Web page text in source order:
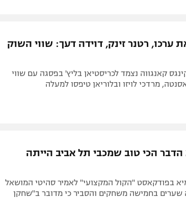
ערכו, רטנר זינק, דוידה דעך: שווי השוק
קאנגווה נצמד לכריסטיאן בליץ' בפסגה עם שווי
הכי טוב שמכבי תל אביב הייתה
בפודקאסט "הקול המקצועי" לאמיר סהיטי המושאל
שערים בחמישה משחקים והסביר כי מדובר ב"שחקן